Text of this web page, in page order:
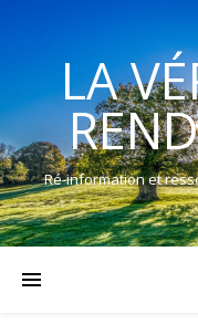
LA
Ré-information et